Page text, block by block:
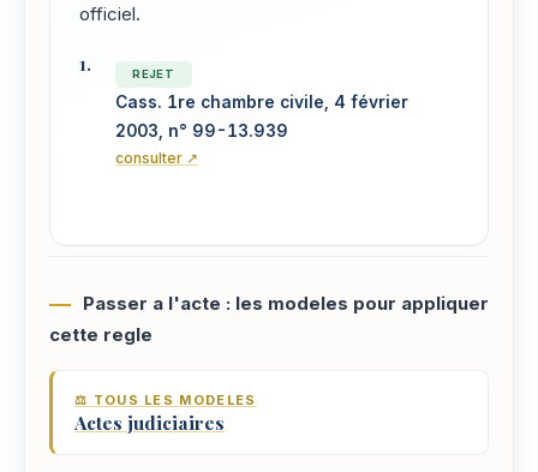
officiel.
REJET
Cass. 1re chambre civile, 4 février
2003, n° 99-13.939
consulter ↗
Passer a l'acte : les modeles pour appliquer
cette regle
⚖️ TOUS LES MODELES
Actes judiciaires